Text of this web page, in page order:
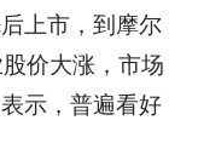
上市，到摩尔
价大涨，市场
示，普遍看好